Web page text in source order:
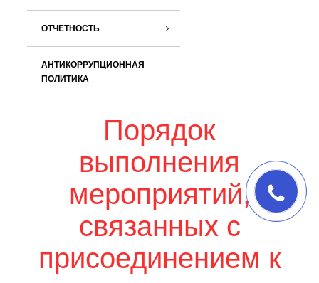
ОТЧЕТНОСТЬ
АНТИКОРРУПЦИОННАЯ
ПОЛИТИКА
Порядок
выполнения
мероприятий,
связанных с
присоединением к